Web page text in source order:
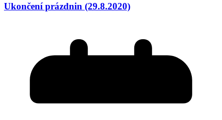
Ukončení prázdnin (29.8.2020)